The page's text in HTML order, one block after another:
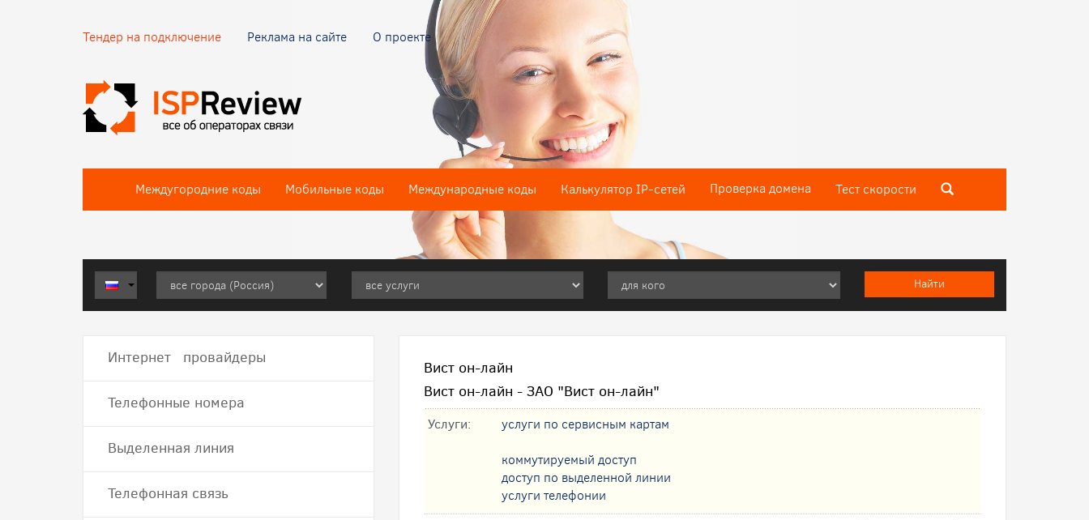
Тендер на подключение Реклама на сайте О проекте
Междугородние коды Мобильные коды Международные коды Калькулятор IP-сетей Проверка домена Тест скороcти
Вист он-лайн
Вист он-лайн - ЗАО "Вист он-лайн"
Услуги: услуги по сервисным картам
коммутируемый доступ
доступ по выделенной линии
услуги телефонии
Интернет провайдеры
Телефонные номера
Выделенная линия
Телефонная связь